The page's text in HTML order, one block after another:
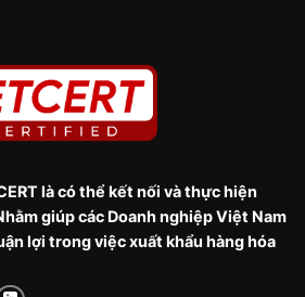
là có thể kết nối và thực hiện
giúp các Doanh nghiệp Việt Nam
lợi trong việc xuất khẩu hàng hóa